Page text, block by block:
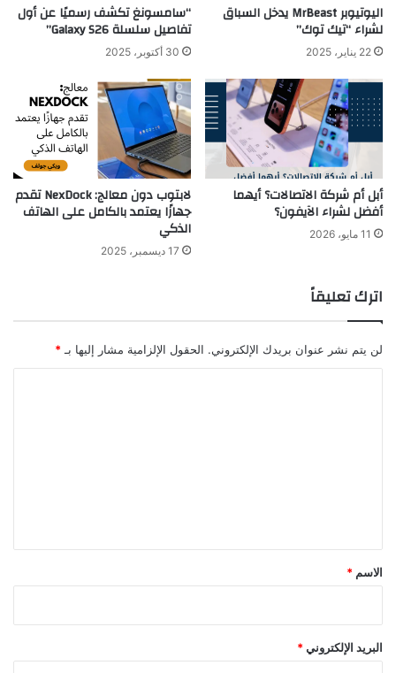
اليوتيوبر MrBeast يدخل السباق
لشراء “تيك توك”
22 يناير، 2025
“سامسونغ تكشف رسميًا عن أول
تفاصيل سلسلة Galaxy S26”
30 أكتوبر، 2025
أبل أم شركة الاتصالات؟ أيهما
أفضل لشراء الآيفون؟
11 مايو، 2026
لابتوب دون معالج: NexDock تقدم
جهازًا يعتمد بالكامل على الهاتف
الذكي
17 ديسمبر، 2025
اترك تعليقاً
لن يتم نشر عنوان بريدك الإلكتروني. الحقول الإلزامية مشار إليها بـ *
*
الاسم *
البريد الإلكتروني *